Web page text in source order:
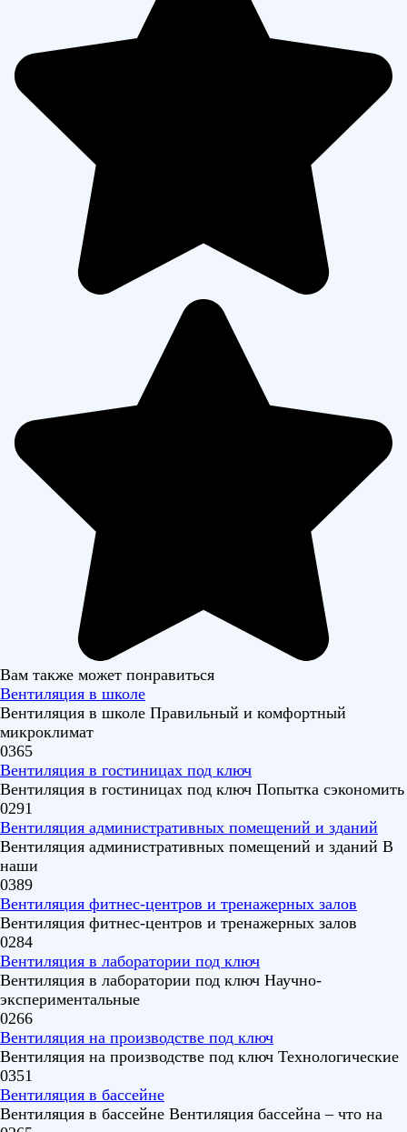
Вам также может понравиться
Вентиляция в школе
Вентиляция в школе Правильный и комфортный
микроклимат
0365
Вентиляция в гостиницах под ключ
Вентиляция в гостиницах под ключ Попытка сэкономить
0291
Вентиляция административных помещений и зданий
Вентиляция административных помещений и зданий В
наши
0389
Вентиляция фитнес-центров и тренажерных залов
Вентиляция фитнес-центров и тренажерных залов
0284
Вентиляция в лаборатории под ключ
Вентиляция в лаборатории под ключ Научно-
экспериментальные
0266
Вентиляция на производстве под ключ
Вентиляция на производстве под ключ Технологические
0351
Вентиляция в бассейне
Вентиляция в бассейне Вентиляция бассейна – что на